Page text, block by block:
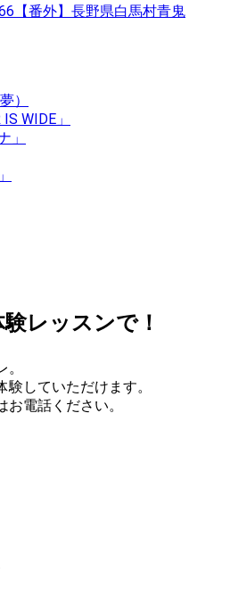
【番外】長野県白馬村青鬼
）
WIDE」
」
していただけます。
電話ください。